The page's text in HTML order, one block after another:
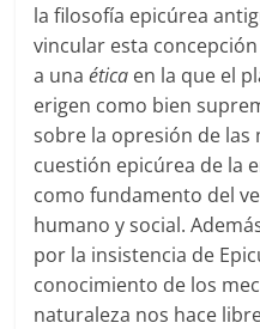
la filosofía epicúrea
vincular esta
a unaética en la que el
erigen como bien
sobre la opresión de las
cuestión epicúrea de la
como fundamento del
humano y social.
por la insistencia de
conocimiento de los
naturaleza nos hace